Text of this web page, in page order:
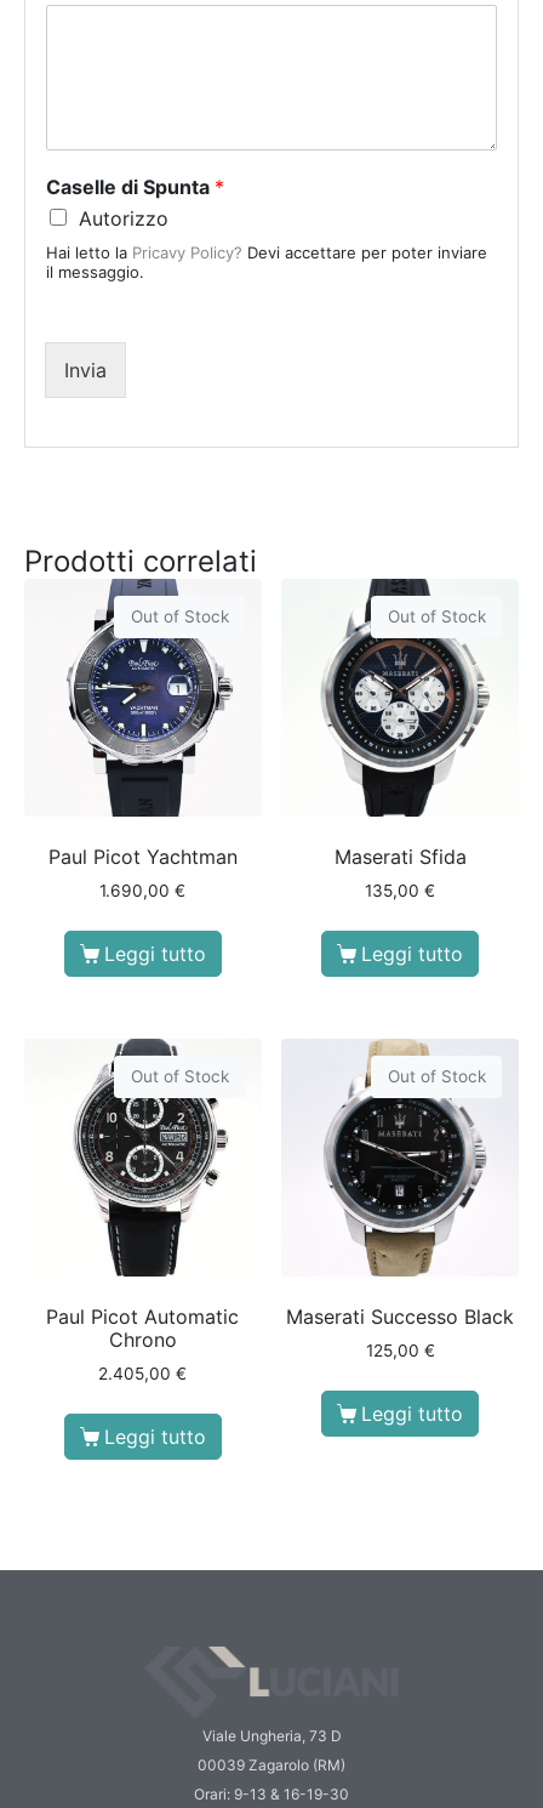
t
e
s
+
Caselle di Spunta *
Autorizzo
Hai letto la Pricavy Policy? Devi accettare per poter inviare
il messaggio.
Invia
Prodotti correlati
Out of Stock
Paul Picot Yachtman
1.690,00€
Leggi tutto
Out of Stock
Maserati Sfida
135,00€
Leggi tutto
Out of Stock
Paul Picot Automatic
Chrono
2.405,00€
Leggi tutto
Out of Stock
Maserati Successo Black
125,00 €
Leggi tutto
Viale Ungheria, 73 D
00039 Zagarolo (RM)
Orari: 9-13 & 16-19-30